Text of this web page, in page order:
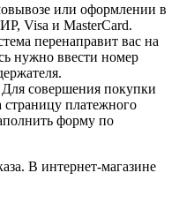
или оформлении в
Visa и MasterCard.
перенаправит вас на
нужно ввести номер
совершения покупки
страницу платежного
форму по
В интернет-магазине